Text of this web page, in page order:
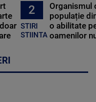
2
STIRI
STIINTA
Organismul
populație
o abilitate
oamenilor